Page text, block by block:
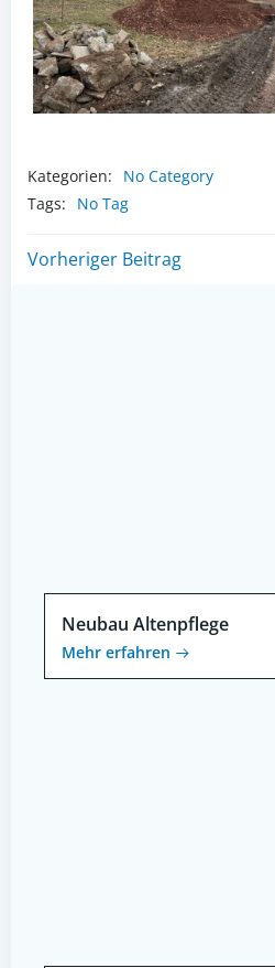
Kategorien:
No Category
Tags:
No Tag
Post
Vorheriger Beitrag
Neubau Altenpflege
Mehr erfahren